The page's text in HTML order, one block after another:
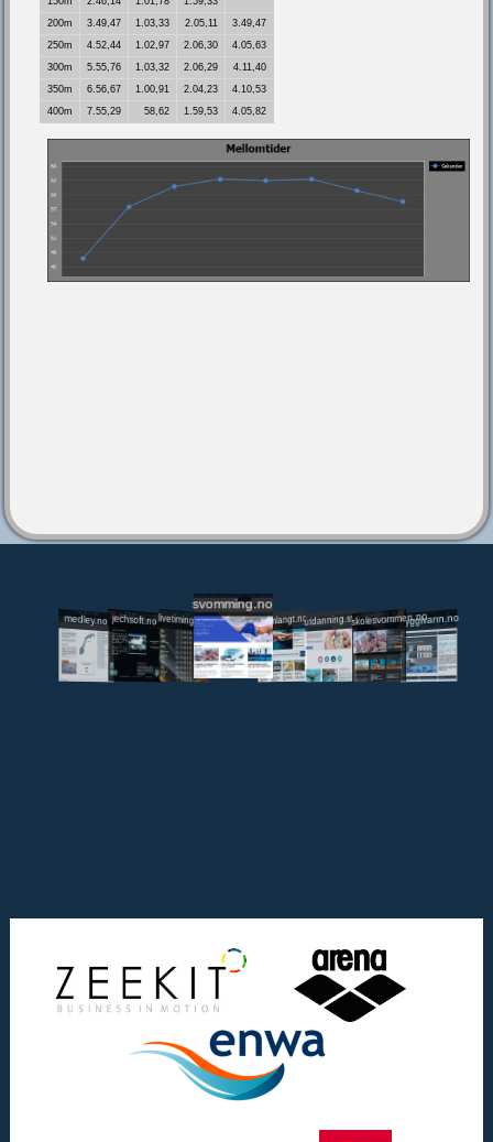
200m
3.49,47 1.03,33 2.05,11
3.49,47
250m
4.52,44 1.02,97 2.06,30
4.05,63
300m
5.55,76 1.03,32 2.06,29
4.11,40
350m
6.56,67 1.00,91 2.04,23
4.10,53
400m
7.55,29 58,62 1.59,53 4.05,82
medley.no jechsoft.nolivetiming.medley.no
svomming.no
svomlangt.noutdanning.svomming.no
skolesvommen.notryggivann.no